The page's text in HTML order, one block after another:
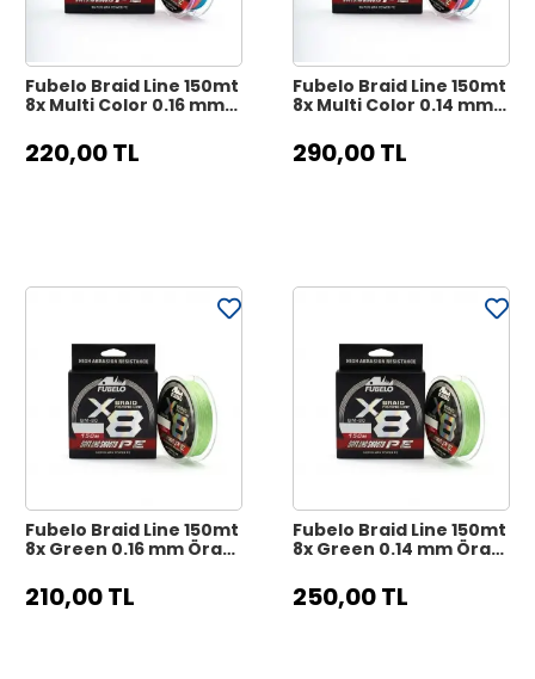
Fubelo Braid Line 150mt
8x Multi Color 0.16 mm
220,00 TL
Fubelo Braid Line 150mt
8x Multi Color 0.14 mm
290,00 TL
Fubelo Braid Line 150mt
8x Green 0.16 mm Örgü
210,00 TL
Fubelo Braid Line 150mt
8x Green 0.14 mm Örgü
250,00 TL